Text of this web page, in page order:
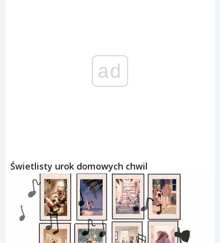
ad
Świetlisty urok domowych chwil